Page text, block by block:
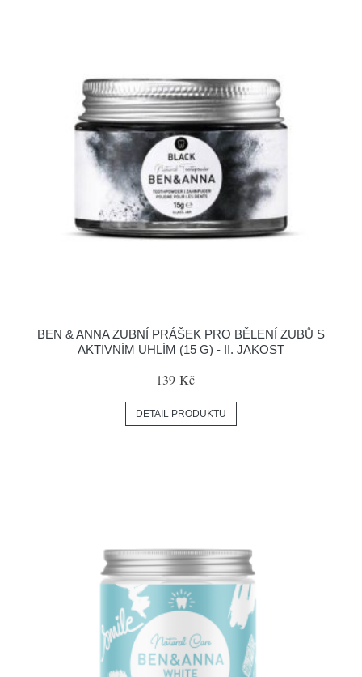
BEN & ANNA ZUBNÍ PRÁŠEK PRO BĚLENÍ ZUBŮ S
AKTIVNÍM UHLÍM (15 G) - II. JAKOST
139 Kč
DETAIL PRODUKTU